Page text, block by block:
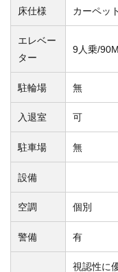
床仕様 カーペッ
エレベー
ター
9人乗/
駐輪場 無
入退室 可
駐車場 無
設備
空調 個別
警備 有
視認性に